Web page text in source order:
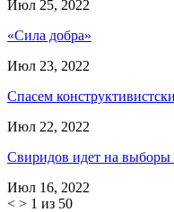
Июл 25, 2022
«Сила добра»
Июл 23, 2022
Спасем
Июл 22, 2022
Свиридов идет на выборы
Июл 16, 2022
< > 1 из 50